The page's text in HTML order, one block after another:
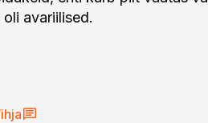
avariilised.